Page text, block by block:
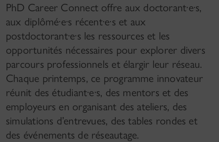
PhD Career Connect offre aux doctorant·e·s,
aux diplômé·e·s récent·e·s et aux
postdoctorant·e·s les ressources et les
opportunités nécessaires pour explorer divers
parcours professionnels et élargir leur réseau.
Chaque printemps, ce programme innovateur
réunit des étudiant·e·s, des mentors et des
employeurs en organisant des ateliers, des
simulations d’entrevues, des tables rondes et
des événements de réseautage.